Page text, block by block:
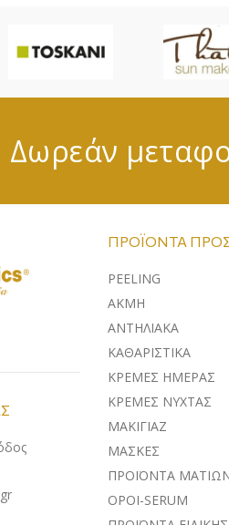
Δωρεάν
ΠΡΟΪΌΝΤΑ
PEELING
ΑΚΜΗ
ΑΝΤΗΛΙΑΚA
ΚΑΘΑΡΙΣΤΙΚΑ
ΚΡΕΜΕΣ ΗΜΕΡΑΣ
ΚΡΕΜΕΣ ΝΥΧΤΑΣ
ΜΑΚΙΓΙΑΖ
ΜΑΣΚΕΣ
ΠΡΟΪΟΝΤΑ
ΟΡΟΙ-SERUM